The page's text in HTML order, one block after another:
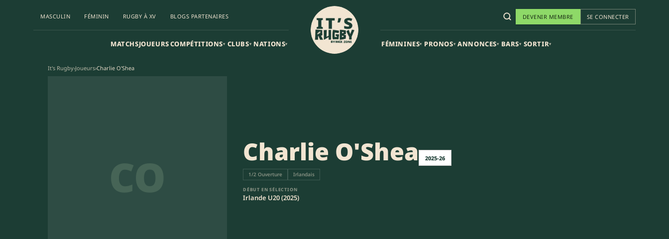
MASCULIN FÉMININ RUGBY À XV BLOGS PARTENAIRES
MATCHSJOUEURSCOMPÉTITIONS▾ CLUBS▾ NATIONS▾
DEVENIR MEMBRE SE CONNECTER
FÉMININES▾ PRONOS▾ ANNONCES▾ BARS▾ SORTIR▾
It's Rugby›Joueurs›Charlie O'Shea
CO Charlie O'Shea 2025-26
1/2 Ouverture Irlandais
DÉBUT EN SÉLECTION
Irlande U20 (2025)